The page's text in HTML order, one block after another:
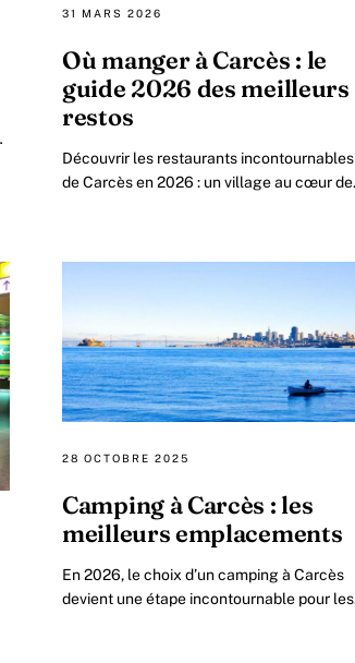
31 MARS 2026
Où manger à Carcès : le
guide 2026 des meilleurs
restos
Découvrir les restaurants incontournables
de Carcès en 2026 : un village au cœur de
28 OCTOBRE 2025
Camping à Carcès : les
meilleurs emplacements
En 2026, le choix d’un camping à Carcès
devient une étape incontournable pour les